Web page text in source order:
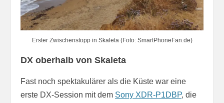
Erster Zwischenstopp in Skaleta (Foto: SmartPhoneFan.de)
DX oberhalb von Skaleta
Fast noch spektakulärer als die Küste war eine
erste DX-Session mit dem Sony XDR-P1DBP, die